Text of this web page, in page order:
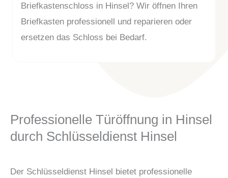
Briefkastenschloss in Hinsel? Wir öffnen Ihren
Briefkasten professionell und reparieren oder
ersetzen das Schloss bei Bedarf.
Professionelle Türöffnung in Hinsel
durch Schlüsseldienst Hinsel
Der Schlüsseldienst Hinsel bietet professionelle